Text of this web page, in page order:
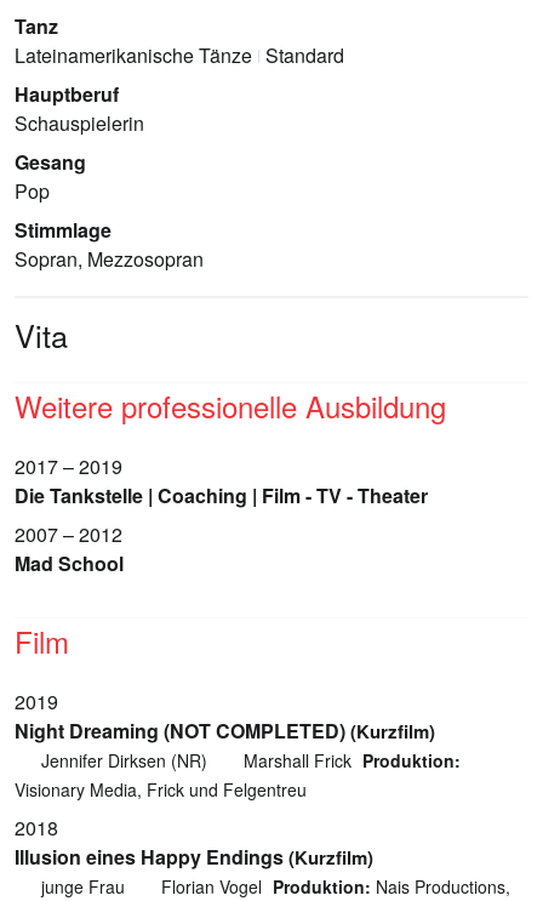
Tanz
Lateinamerikanische Tänze Standard
Hauptberuf
Schauspielerin
Gesang
Pop
Stimmlage
Sopran, Mezzosopran
Vita
Weitere professionelle Ausbildung
2017 – 2019
Die Tankstelle | Coaching | Film - TV - Theater
2007 – 2012
Mad School
Film
2019
Night Dreaming (NOT COMPLETED)(Kurzfilm)
Jennifer Dirksen (NR) Marshall Frick Produktion:
Visionary Media, Frick und Felgentreu
2018
Illusion eines Happy Endings(Kurzfilm)
junge Frau Florian Vogel Produktion: Nais Productions,